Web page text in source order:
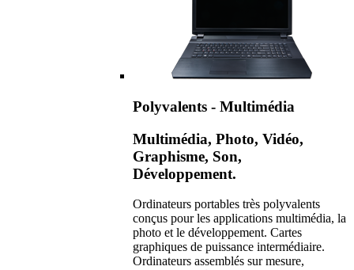
Polyvalents - Multimédia
Multimédia, Photo, Vidéo,
Graphisme, Son,
Développement.
Ordinateurs portables très polyvalents
conçus pour les applications multimédia, la
photo et le développement. Cartes
graphiques de puissance intermédiaire.
Ordinateurs assemblés sur mesure,